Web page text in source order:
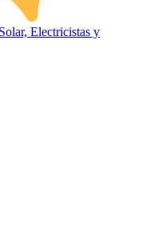
Electricistas y